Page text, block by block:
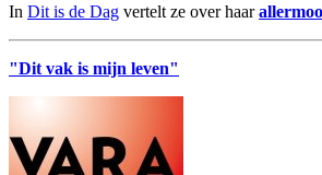
In Dit is de Dag vertelt ze over haar
"Dit vak is mijn leven"